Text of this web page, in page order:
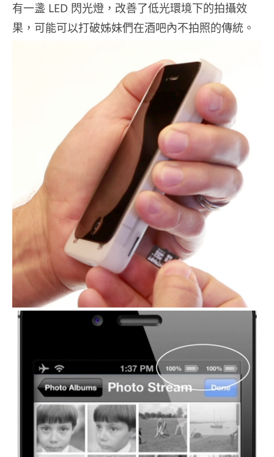
有一盞 LED 閃光燈，改善了低光環境下的拍攝效
果，可能可以打破姊妹們在酒吧內不拍照的傳統。